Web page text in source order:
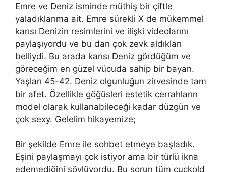
Emre ve Deniz isminde müthiş bir çiftle
yaladıklarıma ait. Emre sürekli X de mükemmel
karısı Denizin resimlerini ve ilişki videolarını
paylaşıyordu ve bu dan çok zevk aldıkları
belliydi. Bu arada karısı Deniz gördüğüm ve
göreceğim en güzel vücuda sahip bir bayan.
Yaşları 45-42. Deniz olgunluğun zirvesinde tam
bir afet. Özellikle göğüsleri estetik cerrahların
model olarak kullanabileceği kadar düzgün ve
çok sexy. Gelelim hikayemize;
Bir şekilde Emre ile sohbet etmeye başladık.
Eşini paylaşmayı çok istiyor ama bir türlü ikna
edemediğini söylüyordu. Bu sorun tüm cuckold